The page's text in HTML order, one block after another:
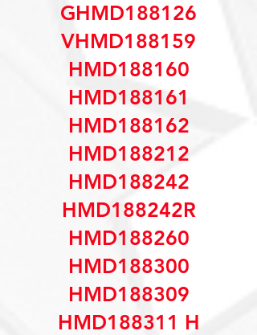
GHMD188126
VHMD188159
HMD188160
HMD188161
HMD188162
HMD188212
HMD188242
HMD188242R
HMD188260
HMD188300
HMD188309
HMD188311 H